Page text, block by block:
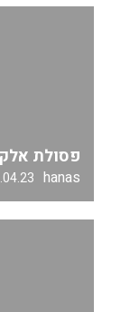
פסולת
hanas